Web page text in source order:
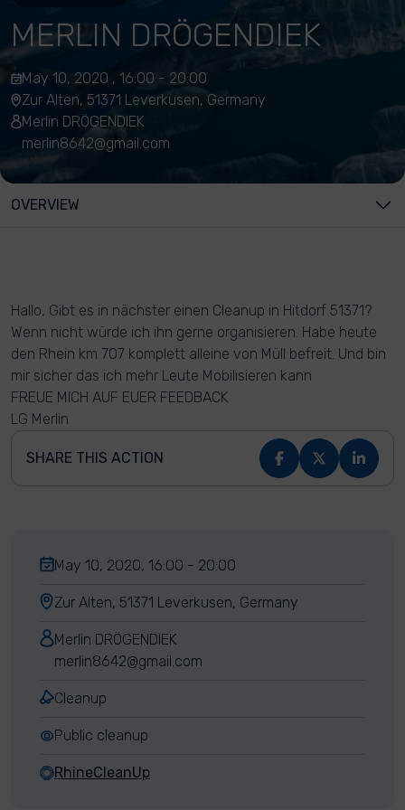
MERLIN DRÖGENDIEK
May 10, 2020 , 16:00 - 20:00
Zur Alten, 51371 Leverkusen, Germany
Merlin DRÖGENDIEK
merlin8642@gmail.com
OVERVIEW
Hallo, Gibt es in nächster einen Cleanup in Hitdorf 51371?
Wenn nicht würde ich ihn gerne organisieren. Habe heute
den Rhein km 707 komplett alleine von Müll befreit. Und bin
mir sicher das ich mehr Leute Mobilisieren kann
FREUE MICH AUF EUER FEEDBACK
LG Merlin
SHARE THIS ACTION
May 10, 2020, 16:00 - 20:00
Zur Alten, 51371 Leverkusen, Germany
Merlin DRÖGENDIEK
merlin8642@gmail.com
Cleanup
Public cleanup
RhineCleanUp